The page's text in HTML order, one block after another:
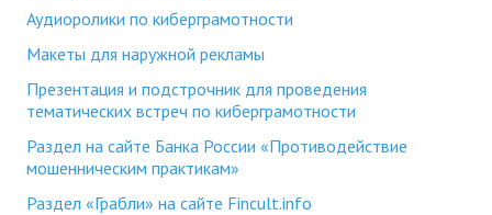
Аудиоролики по киберграмотности
Макеты для наружной рекламы
Презентация и подстрочник для проведения
тематических встреч по киберграмотности
Раздел на сайте Банка России «Противодействие
мошенническим практикам»
Раздел «Грабли» на сайте Fincult.info